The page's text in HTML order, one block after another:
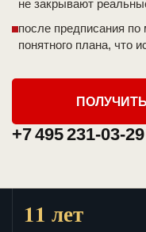
не закрывают
после предписания
понятного плана, что
+7 495 231-03-29
11 лет